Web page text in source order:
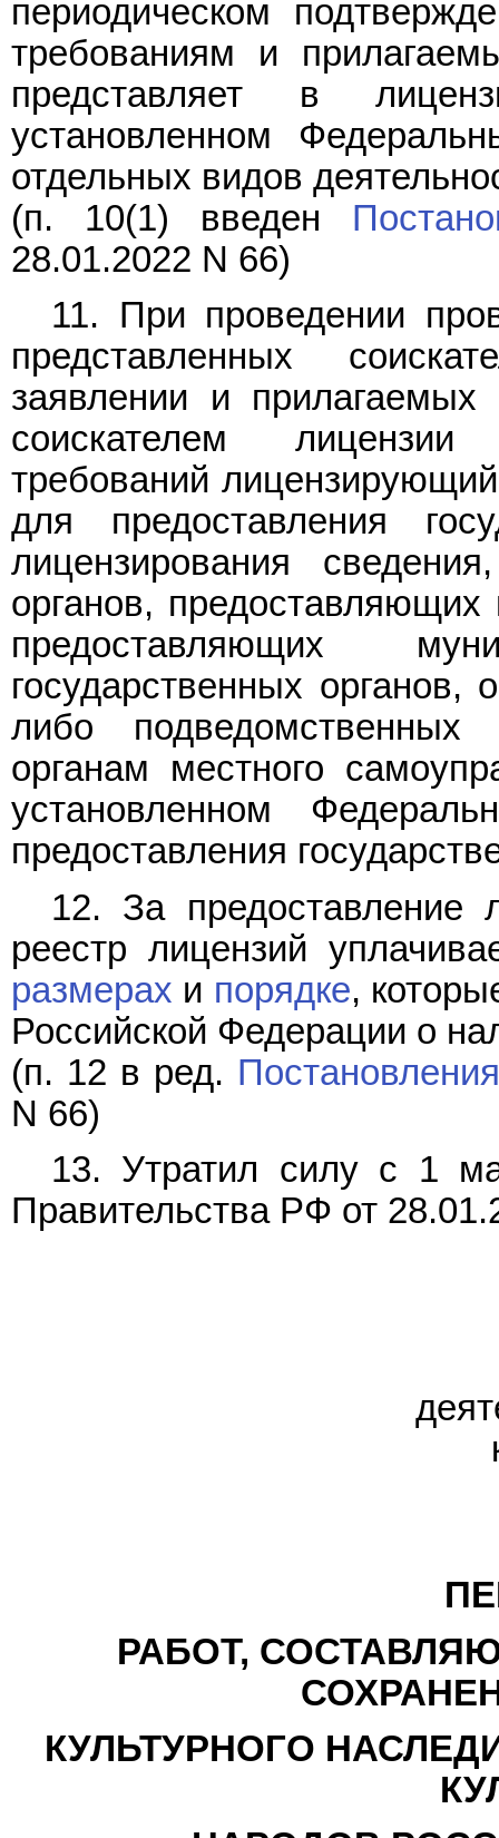
периодическом
требованиям и
представляет в
установленном
отдельных видов
(п. 10(1) введен
28.01.2022 N 66)
11. При проведении
представленных
заявлении и
соискателем лицензии
требований
для предоставления
лицензирования
органов, предоставляющих
предоставляющих
государственных органов,
либо подведомственных
органам местного
установленном
предоставления
12. За предоставление
реестр лицензий
размерах и порядке,
Российской Федерации о
(п. 12 в ред. Постановления
N 66)
13. Утратил силу с 1
Правительства РФ от
РАБОТ,
КУЛЬТУРНОГО